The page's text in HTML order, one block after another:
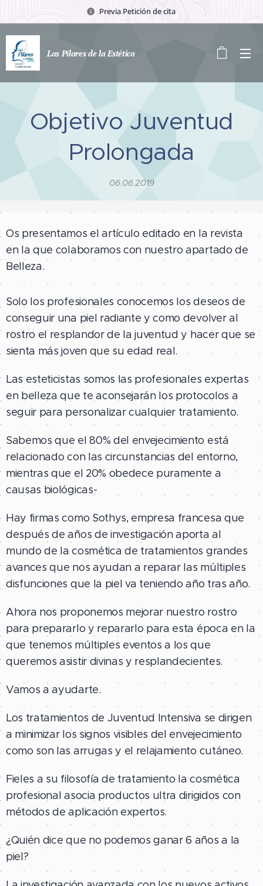
Previa Petición de cita
Las Pilares de la Estética
Objetivo Juventud
Prolongada
06.06.2019
Os presentamos el artículo editado en la revista
en la que colaboramos con nuestro apartado de
Belleza.
Solo los profesionales conocemos los deseos de
conseguir una piel radiante y como devolver al
rostro el resplandor de la juventud y hacer que se
sienta más joven que su edad real.
Las esteticistas somos las profesionales expertas
en belleza que te aconsejarán los protocolos a
seguir para personalizar cualquier tratamiento.
Sabemos que el 80% del envejecimiento está
relacionado con las circunstancias del entorno,
mientras que el 20% obedece puramente a
causas biológicas-
Hay firmas como Sothys, empresa francesa que
después de años de investigación aporta al
mundo de la cosmética de tratamientos grandes
avances que nos ayudan a reparar las múltiples
disfunciones que la piel va teniendo año tras año.
Ahora nos proponemos mejorar nuestro rostro
para prepararlo y repararlo para esta época en la
que tenemos múltiples eventos a los que
queremos asistir divinas y resplandecientes.
Vamos a ayudarte.
Los tratamientos de Juventud Intensiva se dirigen
a minimizar los signos visibles del envejecimiento
como son las arrugas y el relajamiento cutáneo.
Fieles a su filosofía de tratamiento la cosmética
profesional asocia productos ultra dirigidos con
métodos de aplicación expertos.
¿Quién dice que no podemos ganar 6 años a la
piel?